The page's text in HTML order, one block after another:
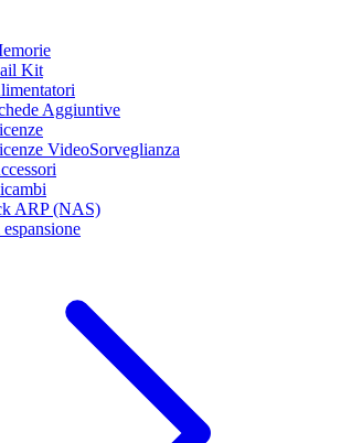
Kit
Aggiuntive
VideoSorveglianza
ARP (NAS)